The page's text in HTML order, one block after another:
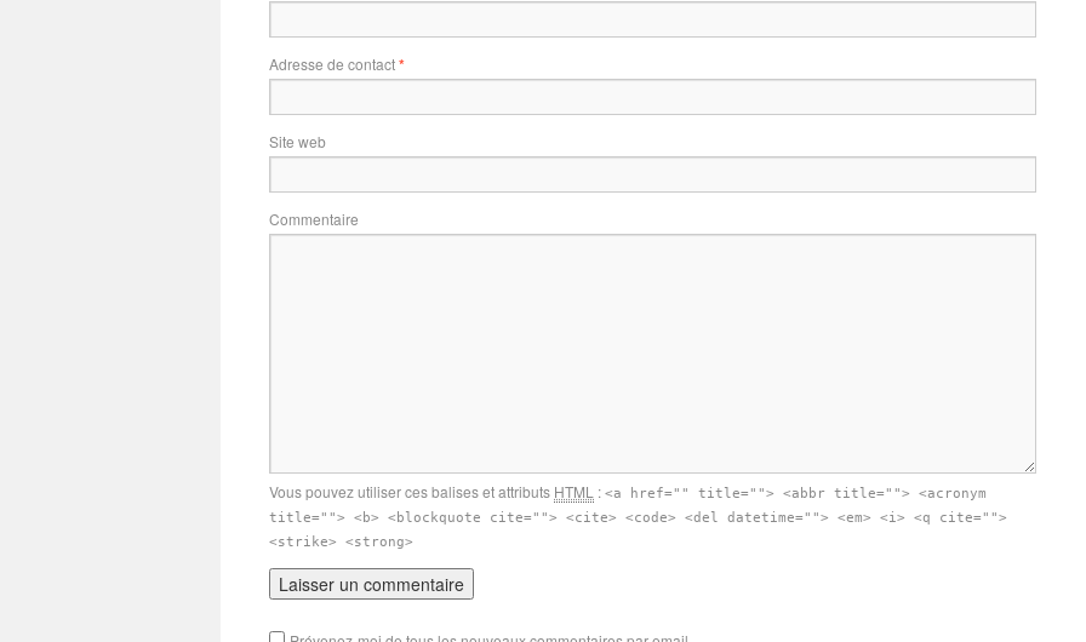
Adresse de contact*
Site web
Commentaire
Vous pouvez utiliser ces balises et attributs HTML : <a href="" title=""> <abbr title=""> <acronym
title=""> <b> <blockquote cite=""> <cite> <code> <del datetime=""> <em> <i> <q cite="">
<strike> <strong>